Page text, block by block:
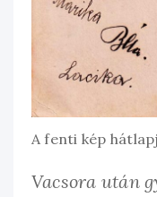
A fenti kép
Vacsora után